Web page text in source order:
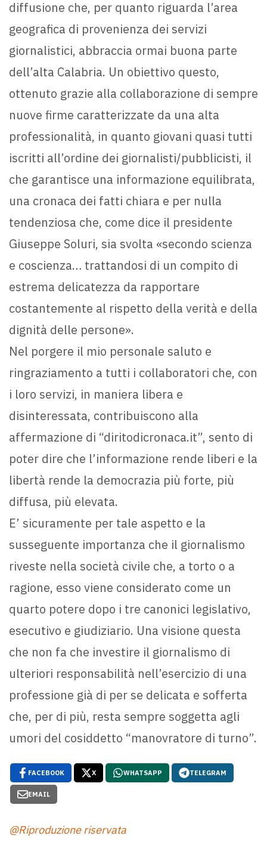
diffusione che, per quanto riguarda l’area
geografica di provenienza dei servizi
giornalistici, abbraccia ormai buona parte
dell’alta Calabria. Un obiettivo questo,
ottenuto grazie alla collaborazione di sempre
nuove firme caratterizzate da una alta
professionalità, in quanto giovani quasi tutti
iscritti all’ordine dei giornalisti/pubblicisti, il
che garantisce una informazione equilibrata,
una cronaca dei fatti chiara e per nulla
tendenziosa che, come dice il presidente
Giuseppe Soluri, sia svolta «secondo scienza
e coscienza… trattandosi di un compito di
estrema delicatezza da rapportare
costantemente al rispetto della verità e della
dignità delle persone».
Nel porgere il mio personale saluto e
ringraziamento a tutti i collaboratori che, con
i loro servizi, in maniera libera e
disinteressata, contribuiscono alla
affermazione di “diritodicronaca.it”, sento di
poter dire che l’informazione rende liberi e la
libertà rende la democrazia più forte, più
diffusa, più elevata.
E’ sicuramente per tale aspetto e la
susseguente importanza che il giornalismo
riveste nella società civile che, a torto o a
ragione, esso viene considerato come un
quarto potere dopo i tre canonici legislativo,
esecutivo e giudiziario. Una visione questa
che non fa che investire il giornalismo di
ulteriori responsabilità nell’esercizio di una
professione già di per se delicata e sofferta
che, per di più, resta sempre soggetta agli
umori del cosiddetto “manovratore di turno”.
FACEBOOK X WHATSAPP TELEGRAM
EMAIL
@Riproduzione riservata